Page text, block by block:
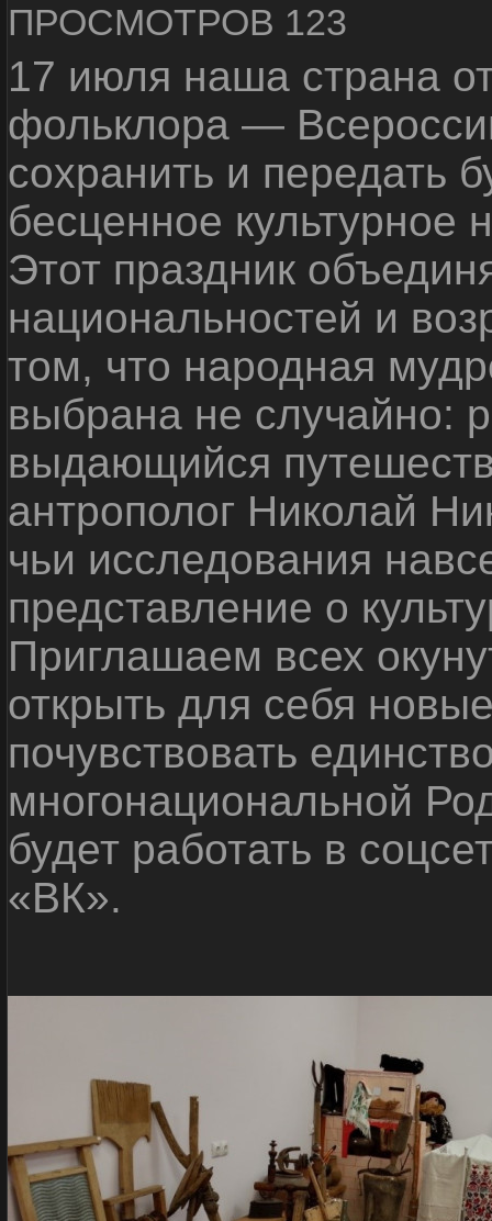
ПРОСМОТРОВ 123
17 июля наша страна
фольклора —
сохранить и передать
бесценное культурное
Этот праздник
национальностей и
том, что народная
выбрана не случайно:
выдающийся
антрополог Николай
чьи исследования
представление о
Приглашаем всех
открыть для себя
почувствовать
многонациональной
будет работать в
«ВК».